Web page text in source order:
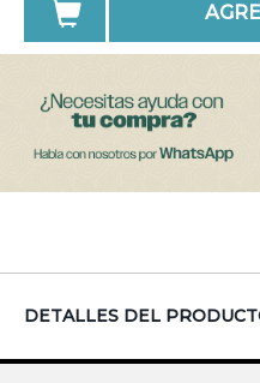
DETALLES DEL